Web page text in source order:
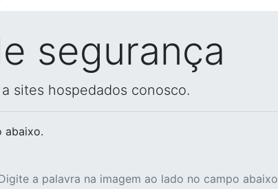
segurança
sites hospedados conosco.
abaixo.
a palavra na imagem ao lado no campo abaixo